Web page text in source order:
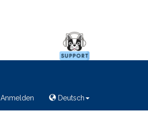
Anmelden Deutsch